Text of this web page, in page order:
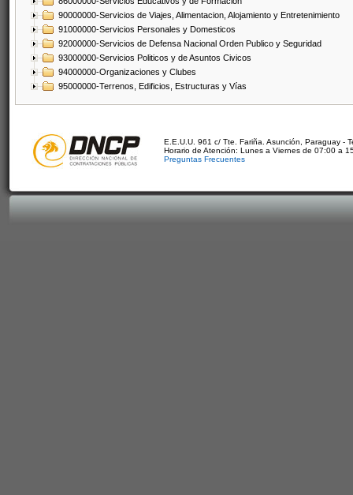
90000000-Servicios de Viajes, Alimentacion, Alojamiento y Entretenimiento
91000000-Servicios Personales y Domesticos
92000000-Servicios de Defensa Nacional Orden Publico y Seguridad
93000000-Servicios Politicos y de Asuntos Civicos
94000000-Organizaciones y Clubes
95000000-Terrenos, Edificios, Estructuras y Vías
E.E.U.U. 961 c/ Tte. Fariña. Asunción, Paraguay -
Horario de Atención: Lunes a Viernes de 07:00 a
Preguntas Frecuentes